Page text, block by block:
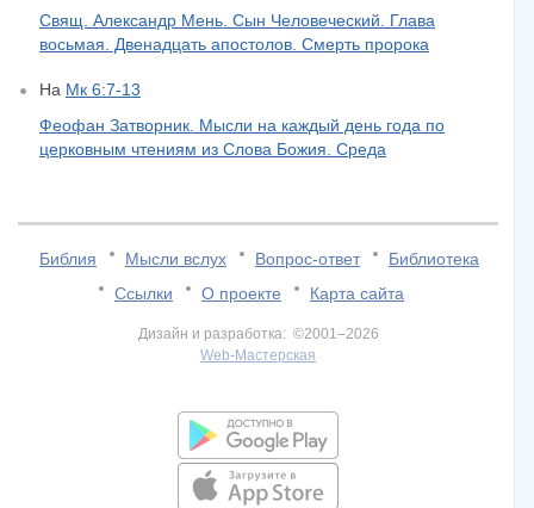
Свящ. Александр Мень. Сын Человеческий. Глава
восьмая. Двенадцать апостолов. Cмерть пророка
На Мк 6:7-13
Феофан Затворник. Мысли на каждый день года по
церковным чтениям из Слова Божия. Среда
Библия Мысли вслух Вопрос-ответ
Библиотека
Ссылки
О проекте Карта сайта
Дизайн и разработка: ©2001–2026
Web-Мастерская